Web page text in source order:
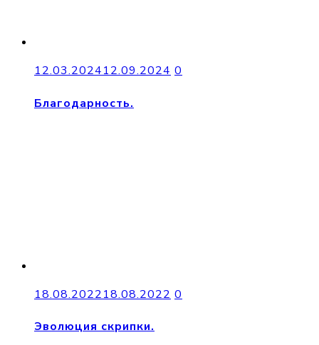
12.03.202412.09.2024 0
Благодарность.
18.08.202218.08.2022 0
Эволюция скрипки.